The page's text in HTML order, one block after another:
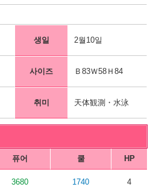
생일 2월10일
사이즈 Ｂ83Ｗ58Ｈ84
취미 天体観測・水泳
퓨어 쿨 HP
3680 1740 4